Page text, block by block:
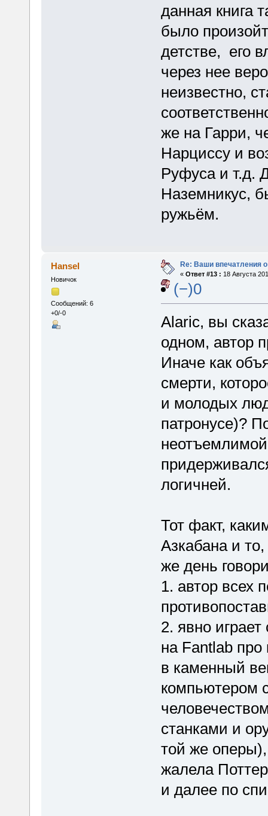
данная книга
было
детстве, его
через нее
неизвестно,
же на Гарри,
Нарциссу и
Руфуса и т.д.
Наземникус,
ружьём.
Hansel
Новичок
Сообщений: 6
+0/-0
Re: Ваши впечатления о
« Ответ #13 : 18 Августа
(−)0
Alaric, вы
одном, автор
Иначе как
смерти,
и молодых
патронусе)?
логичней.
Тот факт,
Азкабана и
же день
1. автор всех
2. явно
на Fantlab про
в каменный
компьютером
станками и
той же
жалела
и далее по